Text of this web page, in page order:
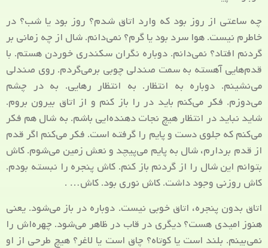
چه ساعتی از روز بود که وارد اتاق شدم؟ روز بود یا شب؟ در
خاطرم نیست. هوا سرد بود یا گرم؟ نمی‌دانم. شال از چه زمانی بر
گردنم افتاد؟ نمی‌دانم. دوباره نگران سکندری خوردن هستم. با
قدم‌هایی آهسته به سمت صندلی چوبی برمی‌گردم. روی صندلی
می‌نشینم. دوباره به انتظار. به انتظار رهایی. به در چشم
می‌دوزم. فکر می‌کنم باید در را باز کنم و از اتاق بیرون بروم.
شاید نباید در انتظار هیچ نجات دهنده‌ایی باشم. به شال هم فکر
می‌کنم که جلوی دست و پایم را گرفته است. فکر می‌کنم اگر قدم
از قدم بردارم، شال به پایم می‌پیچد و نعش زمین می‌شوم. کاش
بتوانم این شال را از گردنم باز کنم. کاش پنجره را نبسته بودم.
کاش روزنی وجود داشت. کاش نوری بود. کاش… .
اتاق بدون پنجره، اتاق خوبی نیست. دوباره در باز می‌شود. یعنی
هنوز امیدی هست؟ دیگری در قاب در ظاهر می‌شود. چهره‌اش را
نمی‌بینم. بلند است یا کوتاه؟ چاق است یا لاغر؟ هیچ طرحی از او